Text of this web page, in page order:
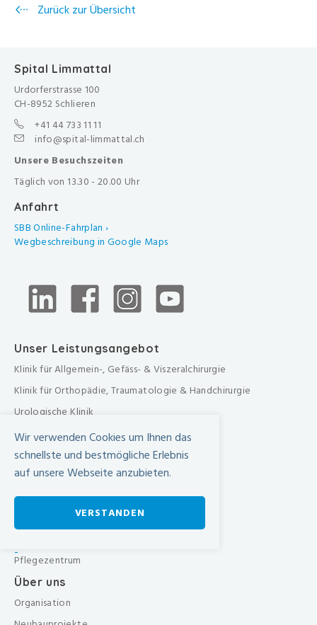
Zurück zur Übersicht
Spital Limmattal
Urdorferstrasse 100
CH-8952 Schlieren
+41 44 733 11 11
info@spital-limmattal.ch
Unsere Besuchszeiten
Täglich von 13.30 - 20.00 Uhr
Anfahrt
SBB Online-Fahrplan ›
Wegbeschreibung in Google Maps
Unser Leistungsangebot
Klinik für Allgemein-, Gefäss- & Viszeralchirurgie
Klinik für Orthopädie, Traumatologie & Handchirurgie
Urologische Klinik
Medizinische Klinik
Frauenklinik
Übergreifende medizinische Bereiche
Übergreifende Bereiche
Beratungen & Dienste
Pflegezentrum
Über uns
Organisation
Wir verwenden Cookies um Ihnen das
schnellste und bestmögliche Erlebnis
auf unsere Webseite anzubieten.
VERSTANDEN
-